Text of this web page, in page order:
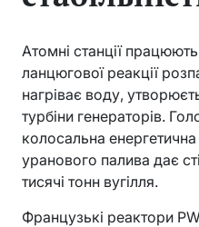
Атомні станції
ланцюгової реакції
нагріває воду,
турбіни генераторів.
колосальна
уранового палива дає
тисячі тонн вугілля.
Французькі реактори